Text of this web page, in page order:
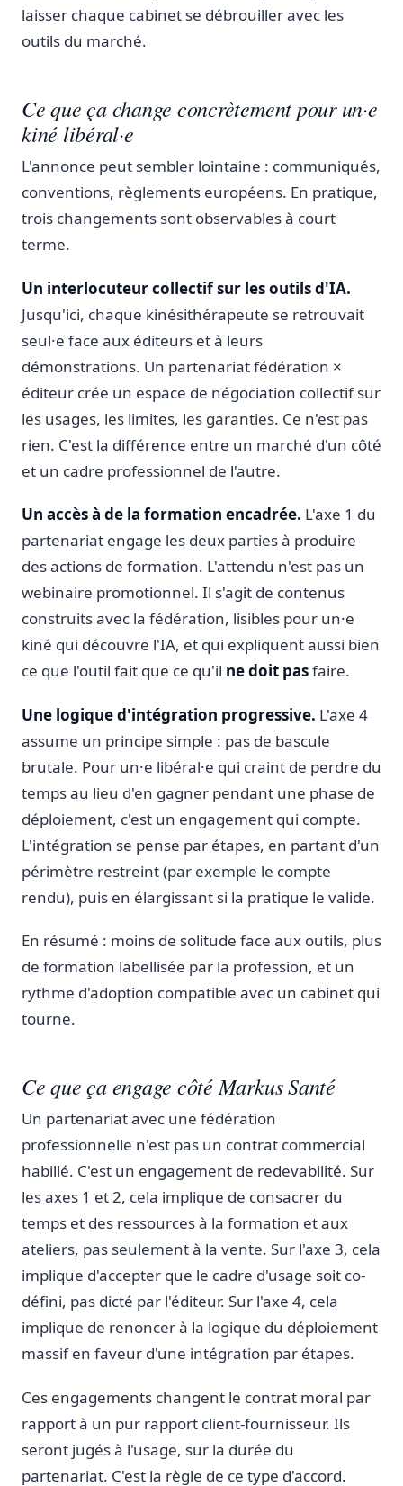
laisser chaque cabinet se débrouiller avec les
outils du marché.
Ce que ça change concrètement pour un·e
kiné libéral·e
L'annonce peut sembler lointaine : communiqués,
conventions, règlements européens. En pratique,
trois changements sont observables à court
terme.
Un interlocuteur collectif sur les outils d'IA.
Jusqu'ici, chaque kinésithérapeute se retrouvait
seul·e face aux éditeurs et à leurs
démonstrations. Un partenariat fédération ×
éditeur crée un espace de négociation collectif sur
les usages, les limites, les garanties. Ce n'est pas
rien. C'est la différence entre un marché d'un côté
et un cadre professionnel de l'autre.
Un accès à de la formation encadrée. L'axe 1 du
partenariat engage les deux parties à produire
des actions de formation. L'attendu n'est pas un
webinaire promotionnel. Il s'agit de contenus
construits avec la fédération, lisibles pour un·e
kiné qui découvre l'IA, et qui expliquent aussi bien
ce que l'outil fait que ce qu'il ne doit pasfaire.
Une logique d'intégration progressive. L'axe 4
assume un principe simple : pas de bascule
brutale. Pour un·e libéral·e qui craint de perdre du
temps au lieu d'en gagner pendant une phase de
déploiement, c'est un engagement qui compte.
L'intégration se pense par étapes, en partant d'un
périmètre restreint (par exemple le compte
rendu), puis en élargissant si la pratique le valide.
En résumé : moins de solitude face aux outils, plus
de formation labellisée par la profession, et un
rythme d'adoption compatible avec un cabinet qui
tourne.
Ce que ça engage côté Markus Santé
Un partenariat avec une fédération
professionnelle n'est pas un contrat commercial
habillé. C'est un engagement de redevabilité. Sur
les axes 1 et 2, cela implique de consacrer du
temps et des ressources à la formation et aux
ateliers, pas seulement à la vente. Sur l'axe 3, cela
implique d'accepter que le cadre d'usage soit co-
défini, pas dicté par l'éditeur. Sur l'axe 4, cela
implique de renoncer à la logique du déploiement
massif en faveur d'une intégration par étapes.
Ces engagements changent le contrat moral par
rapport à un pur rapport client-fournisseur. Ils
seront jugés à l'usage, sur la durée du
partenariat. C'est la règle de ce type d'accord.